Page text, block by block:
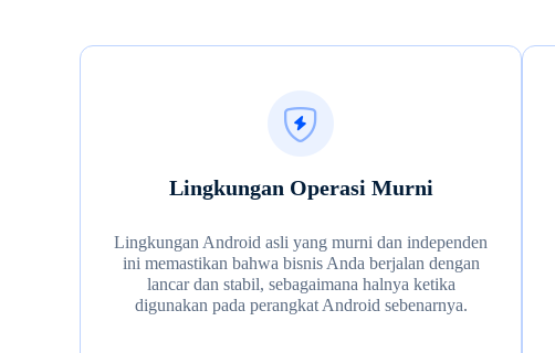
Lingkungan Operasi Murni
Lingkungan Android asli yang murni dan independen
ini memastikan bahwa bisnis Anda berjalan dengan
lancar dan stabil, sebagaimana halnya ketika
digunakan pada perangkat Android sebenarnya.